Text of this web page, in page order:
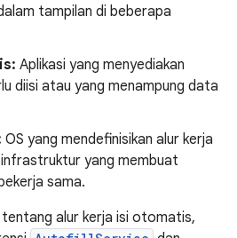
tampilan di beberapa
Aplikasi yang menyediakan
diisi atau yang menampung data
OS yang mendefinisikan alur kerja
yang membuat
sama.
alur kerja isi otomatis,